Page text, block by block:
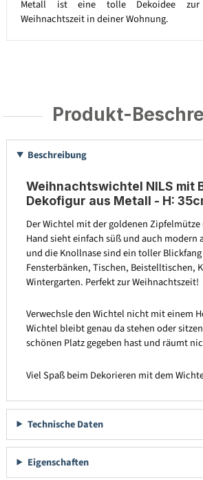
Metall ist eine tolle Dekoidee zur
Weihnachtszeit in deiner Wohnung.
Produkt-
Beschreibung
Weihnachtswichtel NILS mit
Dekofigur aus Metall - H:
Der Wichtel mit der goldenen
Hand sieht einfach süß und auch modern
und die Knollnase sind ein toller
Fensterbänken, Tischen, Beistelltischen,
Wintergarten. Perfekt zur Weihnachtszeit!
Verwechsle den Wichtel nicht mit einem
Wichtel bleibt genau da stehen oder
schönen Platz gegeben hast und räumt
Viel Spaß beim Dekorieren mit dem
Technische Daten
Eigenschaften